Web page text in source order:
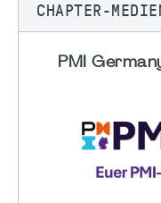
CHAPTER-
PMI